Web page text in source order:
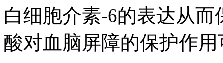
白细胞介素-6的表达从
酸对血脑屏障的保护作